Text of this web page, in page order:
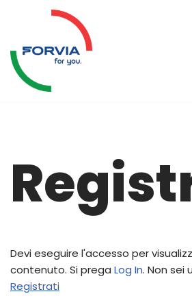
al
contenuto
Devi eseguire l'accesso per
contenuto. Si prega Log In. Non sei
Registrati